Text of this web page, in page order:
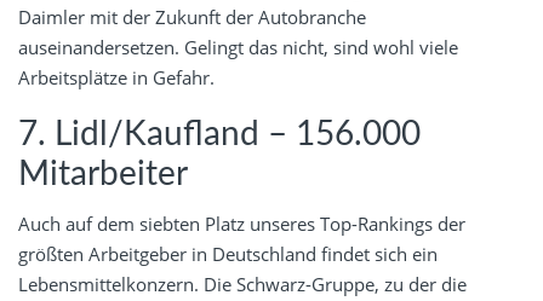
Daimler mit der Zukunft der Autobranche
auseinandersetzen. Gelingt das nicht, sind wohl viele
Arbeitsplätze in Gefahr.
7. Lidl/Kaufland – 156.000
Mitarbeiter
Auch auf dem siebten Platz unseres Top-Rankings der
größten Arbeitgeber in Deutschland findet sich ein
Lebensmittelkonzern. Die Schwarz-Gruppe, zu der die